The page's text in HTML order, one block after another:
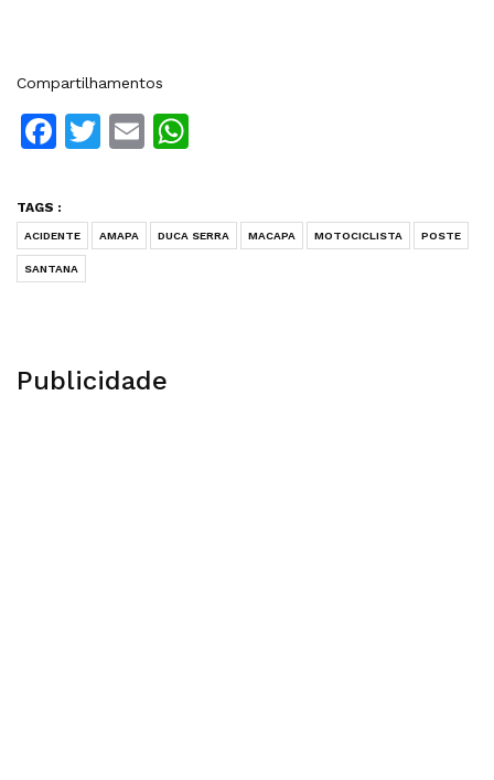
Compartilhamentos
Facebook
Twitter
Email
TAGS :
ACIDENTE AMAPA DUCA SERRA MACAPA MOTOCICLISTA POSTE
SANTANA
Publicidade